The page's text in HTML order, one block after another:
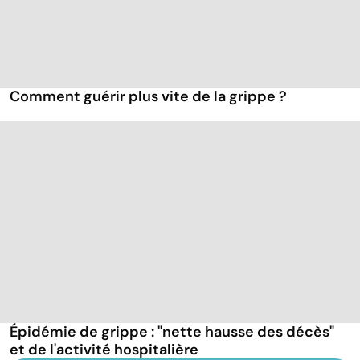
Comment guérir plus vite de la grippe ?
Épidémie de grippe : "nette hausse des décès"
et de l'activité hospitalière